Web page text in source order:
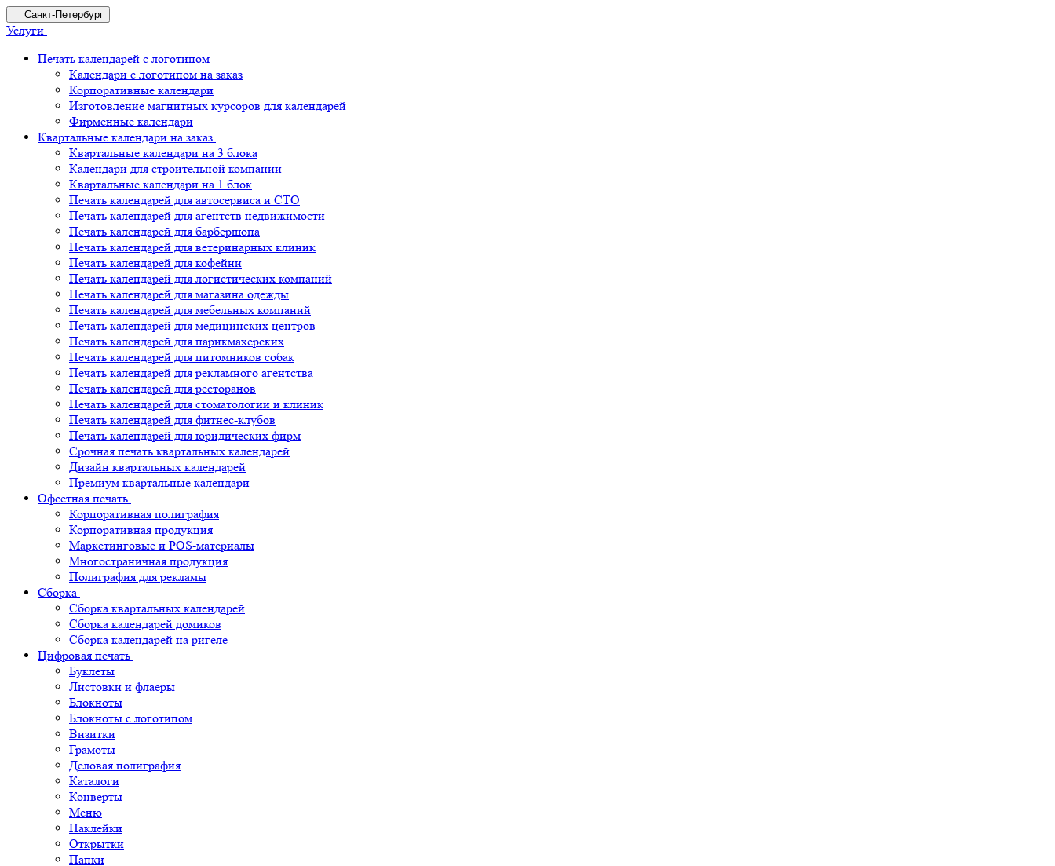
Санкт-Петербург
Услуги
Печать календарей с логотипом
Календари с логотипом на заказ
Корпоративные календари
Изготовление магнитных курсоров для календарей
Фирменные календари
Квартальные календари на заказ
Квартальные календари на 3 блока
Календари для строительной компании
Квартальные календари на 1 блок
Печать календарей для автосервиса и СТО
Печать календарей для агентств недвижимости
Печать календарей для барбершопа
Печать календарей для ветеринарных клиник
Печать календарей для кофейни
Печать календарей для логистических компаний
Печать календарей для магазина одежды
Печать календарей для мебельных компаний
Печать календарей для медицинских центров
Печать календарей для парикмахерских
Печать календарей для питомников собак
Печать календарей для рекламного агентства
Печать календарей для ресторанов
Печать календарей для стоматологии и клиник
Печать календарей для фитнес-клубов
Печать календарей для юридических фирм
Срочная печать квартальных календарей
Дизайн квартальных календарей
Премиум квартальные календари
Офсетная печать
Корпоративная полиграфия
Корпоративная продукция
Маркетинговые и POS-материалы
Многостраничная продукция
Полиграфия для рекламы
Сборка
Сборка квартальных календарей
Сборка календарей домиков
Сборка календарей на ригеле
Цифровая печать
Буклеты
Листовки и флаеры
Блокноты
Блокноты с логотипом
Визитки
Грамоты
Деловая полиграфия
Каталоги
Конверты
Меню
Наклейки
Открытки
Папки